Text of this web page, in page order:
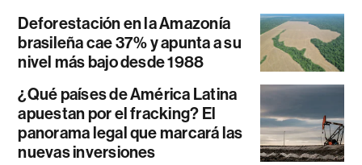
Deforestación en la Amazonía
brasileña cae 37% y apunta a su
nivel más bajo desde 1988
¿Qué países de América Latina
apuestan por el fracking? El
panorama legal que marcará las
nuevas inversiones